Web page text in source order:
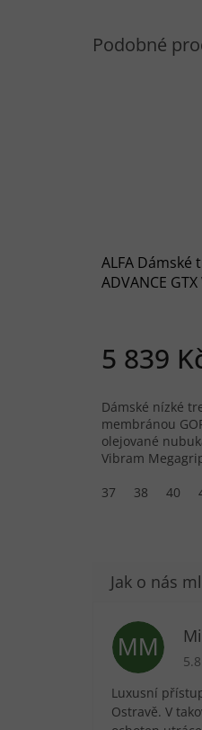
ALFA Dámské
ADVANCE
5 839
Dámské nízké
membránou
olejované
Vibram
37
38 40
MM
Luxusní
Ostravě. V